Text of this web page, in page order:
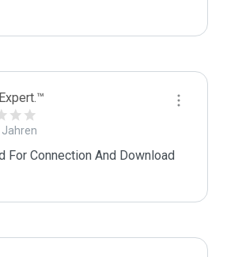
For Connection And Download